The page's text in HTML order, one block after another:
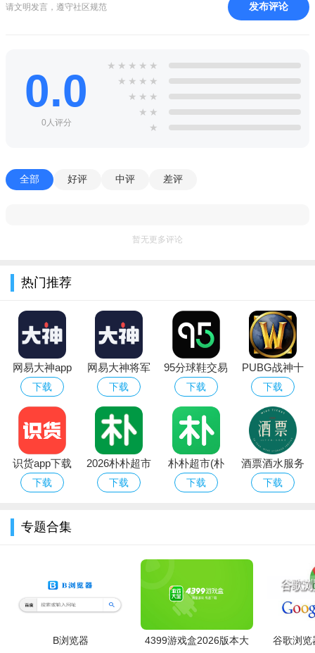
进入设置界面，点击导航栏按钮；
请文明发言，遵守社区规范 发布评论
0.0
0人评分
★ ★ ★ ★ ★
★ ★ ★ ★
★ ★ ★
★ ★
★
全部 好评 中评 差评
暂无更多评论
热门推荐
网易大神app
华为版下载官
方最新版
下载
网易大神将军
令下载安装官
方2026最新版
下载
95分球鞋交易
app平台下载
下载
PUBG战神十
字架下载安卓
免费版
下载
识货app下载
官方正版最新
下载
2026朴朴超市
app最新版本
下载
朴朴超市(朴
朴买菜)app安
下载
酒票酒水服务
app
下载
专题合集
B浏览器
4399游戏盒2026版本大
谷歌浏览